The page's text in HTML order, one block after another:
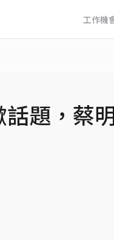
工作機
題，蔡